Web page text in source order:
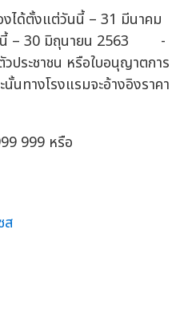
ได้ตั้งแต่วันนี้ – 31 มีนาคม
นี้ – 30 มิถุนายน 2563 -
ประชาชน หรือใบอนุญาตการ
นทางโรงแรมจะอ้างอิงราคา
999 หรือ
ส